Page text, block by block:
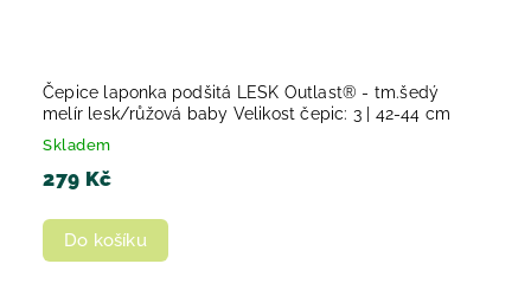
Čepice laponka podšitá LESK Outlast® - tm.šedý
melír lesk/růžová baby Velikost čepic: 3 | 42-44 cm
Skladem
279 Kč
Do košíku